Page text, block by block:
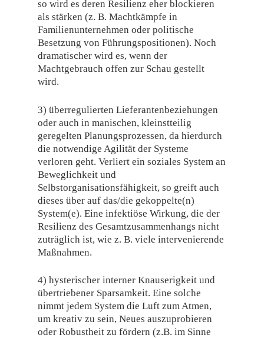
so wird es deren Resilienz eher blockieren
als stärken (z. B. Machtkämpfe in
Familienunternehmen oder politische
Besetzung von Führungspositionen). Noch
dramatischer wird es, wenn der
Machtgebrauch offen zur Schau gestellt
wird.
3) überregulierten Lieferantenbeziehungen
oder auch in manischen, kleinstteilig
geregelten Planungsprozessen, da hierdurch
die notwendige Agilität der Systeme
verloren geht. Verliert ein soziales System an
Beweglichkeit und
Selbstorganisationsfähigkeit, so greift auch
dieses über auf das/die gekoppelte(n)
System(e). Eine infektiöse Wirkung, die der
Resilienz des Gesamtzusammenhangs nicht
zuträglich ist, wie z. B. viele intervenierende
Maßnahmen.
4) hysterischer interner Knauserigkeit und
übertriebener Sparsamkeit. Eine solche
nimmt jedem System die Luft zum Atmen,
um kreativ zu sein, Neues auszuprobieren
oder Robustheit zu fördern (z.B. im Sinne